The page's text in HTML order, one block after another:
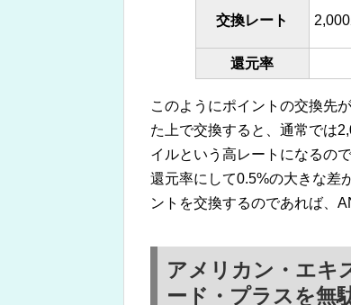
交換レート
還元率
このようにポイントの交換先
た上で交換すると、通常では
イルという高レートになるので
還元率にして0.5%の大きな差
ントを交換するのであれば、
アメリカン・エキ
ード・プラスを無